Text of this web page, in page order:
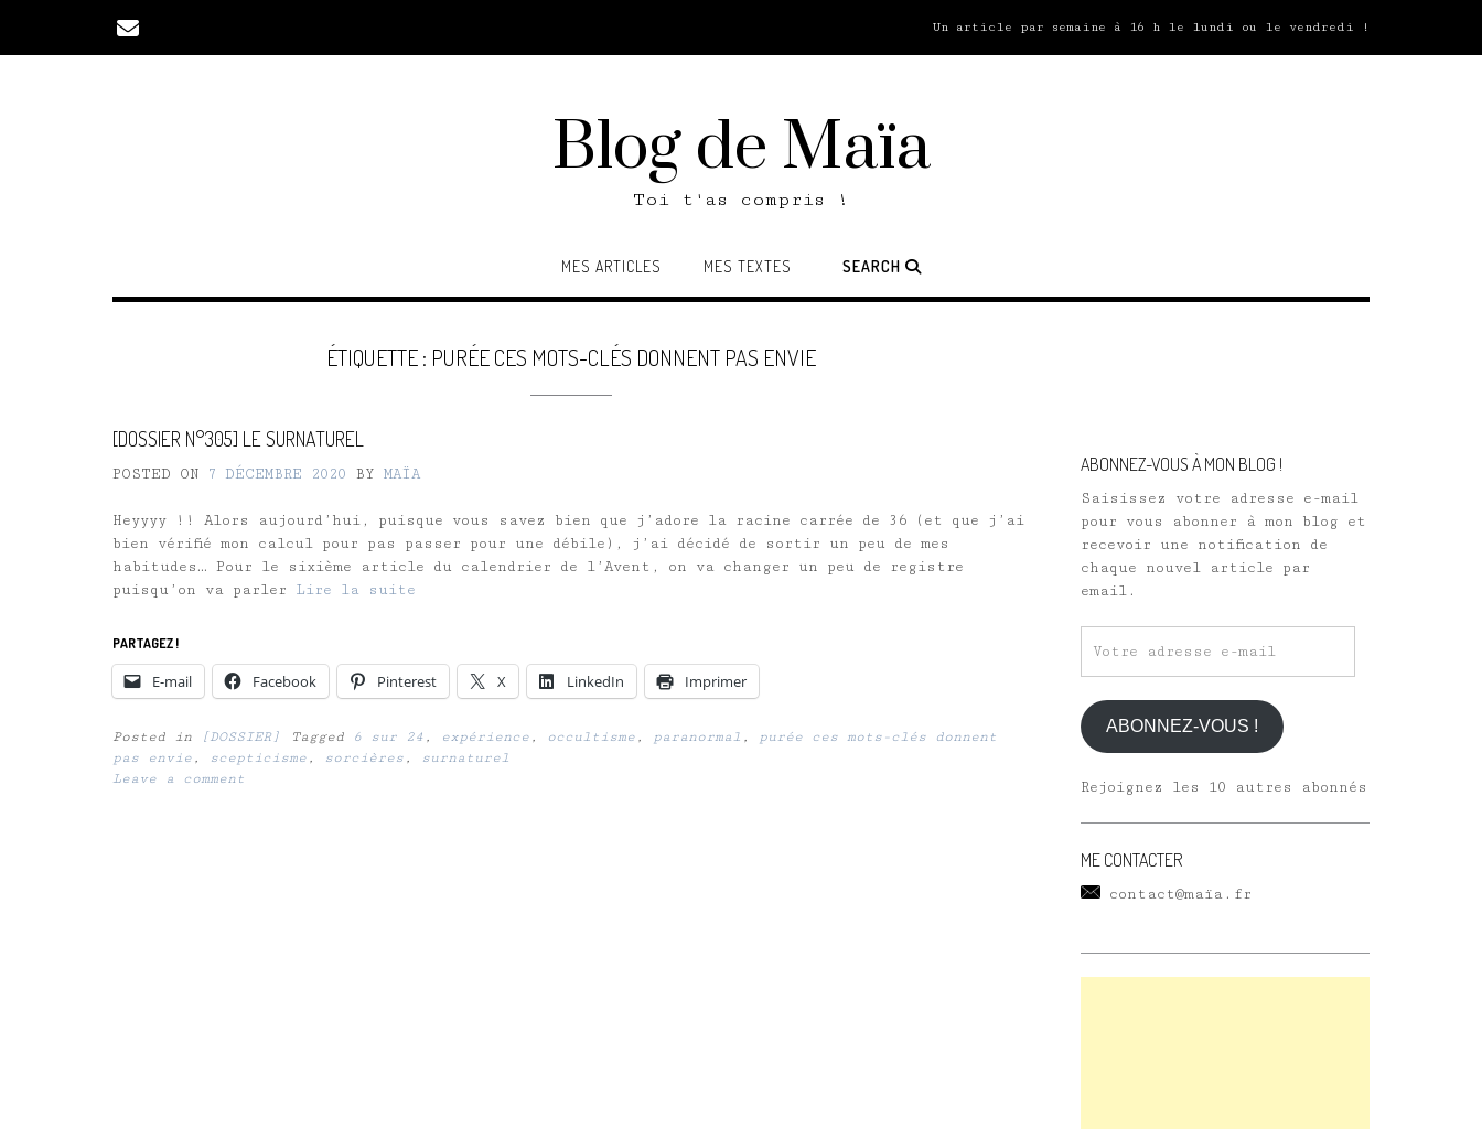
content
Un article par semaine à 16 h le lundi ou le vendredi !
Blog de Maïa
Toi t'as compris !
MES ARTICLES MES TEXTES SEARCH
ÉTIQUETTE : PURÉE CES MOTS-CLÉS DONNENT PAS ENVIE
[DOSSIER N°305] LE SURNATUREL
POSTED ON 7 DÉCEMBRE 2020 BY MAÏA
Heyyyy !! Alors aujourd’hui, puisque vous savez bien que j’adore la racine carrée de 36 (et que j’ai
bien vérifié mon calcul pour pas passer pour une débile), j’ai décidé de sortir un peu de mes
habitudes… Pour le sixième article du calendrier de l’Avent, on va changer un peu de registre
puisqu’on va parler Lire la suite
PARTAGEZ !
E-mail Facebook Pinterest X LinkedIn Imprimer
Posted in [DOSSIER] Tagged 6 sur 24 , expérience , occultisme , paranormal ,
purée ces mots-clés donnent
pas envie , scepticisme , sorcières ,
surnaturel
Leave a comment
ABONNEZ-VOUS À MON BLOG !
Saisissez votre adresse e-mail
pour vous abonner à mon blog et
recevoir une notification de
chaque nouvel article par
email.
adresse
e-
mail
ABONNEZ-VOUS !
Rejoignez les 10 autres abonnés
ME CONTACTER
contact@maïa.fr